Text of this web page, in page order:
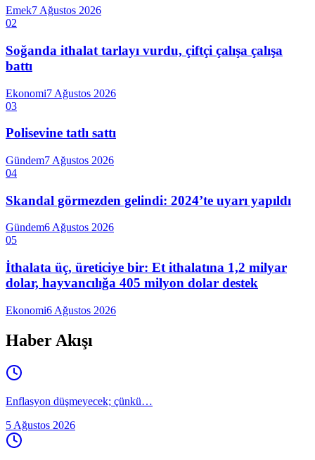
Emek7 Ağustos 2026
02
Soğanda ithalat tarlayı vurdu, çiftçi çalışa çalışa
battı
Ekonomi7 Ağustos 2026
03
Polisevine tatlı sattı
Gündem7 Ağustos 2026
04
Skandal görmezden gelindi: 2024’te uyarı yapıldı
Gündem6 Ağustos 2026
05
İthalata üç, üreticiye bir: Et ithalatına 1,2 milyar
dolar, hayvancılığa 405 milyon dolar destek
Ekonomi6 Ağustos 2026
Haber Akışı
Enflasyon düşmeyecek; çünkü…
5 Ağustos 2026